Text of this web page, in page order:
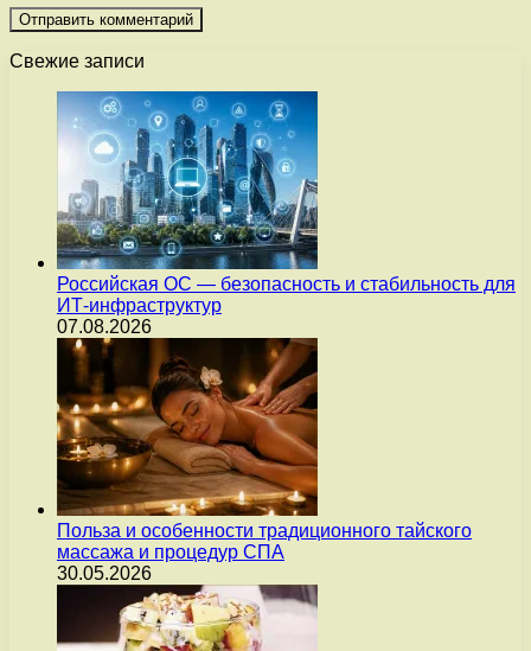
Свежие записи
Российская ОС — безопасность и стабильность для
ИТ-инфраструктур
07.08.2026
Польза и особенности традиционного тайского
массажа и процедур СПА
30.05.2026